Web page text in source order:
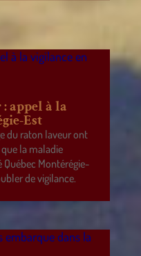
appel à la
Est
du raton laveur ont
la maladie
Québec Montérégie-
de vigilance.